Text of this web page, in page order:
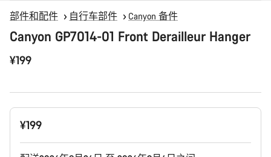
部件和配件 自行车部件 Canyon 备件
Canyon GP7014-01 Front Derailleur Hanger
¥199
产
¥199